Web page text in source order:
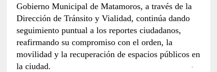
Gobierno Municipal de Matamoros, a través de la
Dirección de Tránsito y Vialidad, continúa dando
seguimiento puntual a los reportes ciudadanos,
reafirmando su compromiso con el orden, la
movilidad y la recuperación de espacios públicos en
la ciudad.